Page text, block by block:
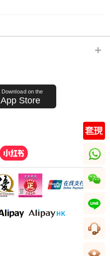
Download on the
App Store
whatsapp